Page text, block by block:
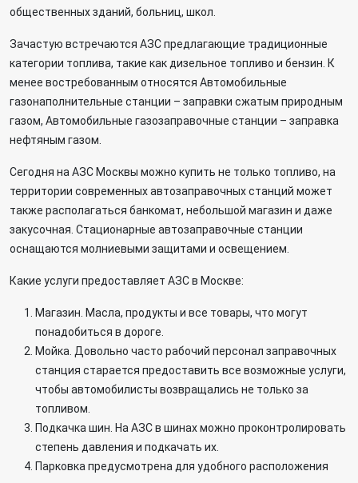
общественных зданий, больниц, школ.
Зачастую встречаются АЗС предлагающие традиционные
категории топлива, такие как дизельное топливо и бензин. К
менее востребованным относятся Автомобильные
газонаполнительные станции – заправки сжатым природным
газом, Автомобильные газозаправочные станции – заправка
нефтяным газом.
Сегодня на АЗС Москвы можно купить не только топливо, на
территории современных автозаправочных станций может
также располагаться банкомат, небольшой магазин и даже
закусочная. Стационарные автозаправочные станции
оснащаются молниевыми защитами и освещением.
Какие услуги предоставляет АЗС в Москве:
Магазин. Масла, продукты и все товары, что могут
понадобиться в дороге.
Мойка. Довольно часто рабочий персонал заправочных
станция старается предоставить все возможные услуги,
чтобы автомобилисты возвращались не только за
топливом.
Подкачка шин. На АЗС в шинах можно проконтролировать
степень давления и подкачать их.
Парковка предусмотрена для удобного расположения